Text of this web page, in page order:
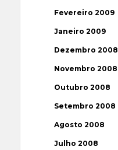
Fevereiro 2009
Janeiro 2009
Dezembro 2008
Novembro 2008
Outubro 2008
Setembro 2008
Agosto 2008
Julho 2008